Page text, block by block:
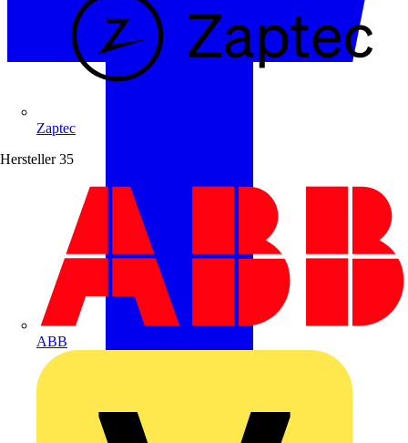
Zaptec
Hersteller 35
ABB